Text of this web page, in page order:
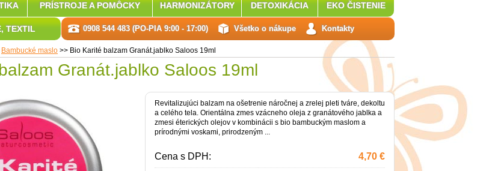
Bambucké maslo >> Bio Karité balzam Granát.jablko Saloos 19ml
Granát.jablko Saloos 19ml
Revitalizujúci balzam na ošetrenie náročnej a zrelej pleti tváre, dekoltu
a celého tela. Orientálna zmes vzácneho oleja z granátového jablka a
zmesi éterických olejov v kombinácii s bio bambuckým maslom a
prírodnými voskami, prirodzeným ...
Cena s DPH: 4,70 €
PRÍSTROJE A POMÔCKY HARMONIZÁTORY DETOXIKÁCIA EKO ČISTENIE
TEXTIL 0908 544 483 (PO-PIA 9:00 - 17:00) Všetko o nákupe Kontakty